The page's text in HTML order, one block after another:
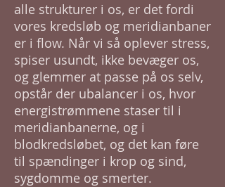
alle strukturer i os, er det fordi
vores kredsløb og meridianbaner
er i flow. Når vi så oplever stress,
spiser usundt, ikke bevæger os,
og glemmer at passe på os selv,
opstår der ubalancer i os, hvor
energistrømmene staser til i
meridianbanerne, og i
blodkredsløbet, og det kan føre
til spændinger i krop og sind,
sygdomme og smerter.